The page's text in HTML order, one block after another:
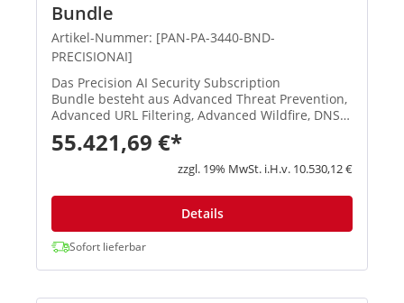
Bundle
Artikel-Nummer: [PAN-PA-3440-BND-
PRECISIONAI]
Das Precision AI Security Subscription
Bundle besteht aus Advanced Threat Prevention,
Advanced URL Filtering, Advanced Wildfire, DNS
Security und SD-WAN. Advanced Threat
Prevention: Stoppen Sie bekannte Exploits,
Malware, Spyware und Command-and-Con...
55.421,69 €*
zzgl. 19% MwSt. i.H.v. 10.530,12 €
Details
Sofort lieferbar